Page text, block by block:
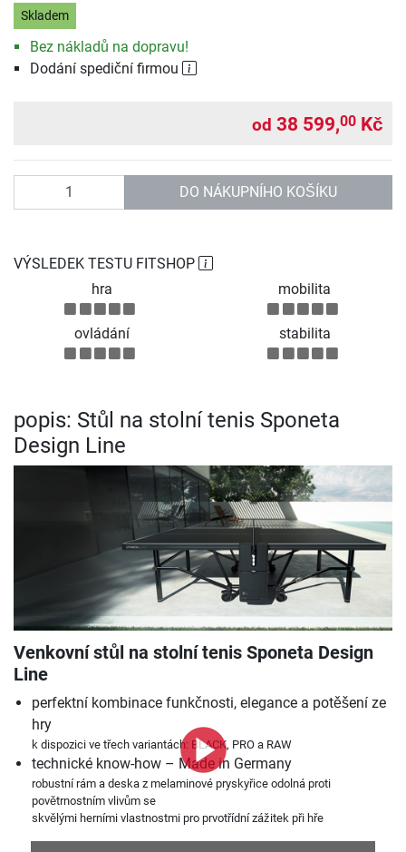
Skladem
Bez nákladů na dopravu!
Dodání spediční firmou
od 38 599,00 Kč
DO NÁKUPNÍHO KOŠÍKU
VÝSLEDEK TESTU FITSHOP
hra
mobilita
ovládání stabilita
popis: Stůl na stolní tenis Sponeta
Design Line
Venkovní stůl na stolní tenis Sponeta Design
Line
perfektní kombinace funkčnosti, elegance a potěšení ze
hry
k dispozici ve třech variantách: BLACK, PRO a RAW
technické know-how – Made in Germany
robustní rám a deska z melaminové pryskyřice odolná proti
povětrnostním vlivům se
skvělými herními vlastnostmi pro prvotřídní zážitek při hře